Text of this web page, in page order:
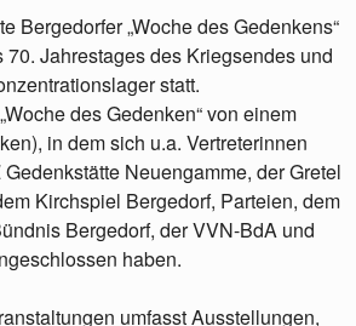
Bergedorfer „Woche des Gedenkens“
Jahrestages des Kriegsendes und
statt.
des Gedenken“ von einem
in dem sich u.a. Vertreterinnen
Neuengamme, der Gretel
Kirchspiel Bergedorf, Parteien, dem
Bergedorf, der VVN-BdA und
haben.
umfasst Ausstellungen,